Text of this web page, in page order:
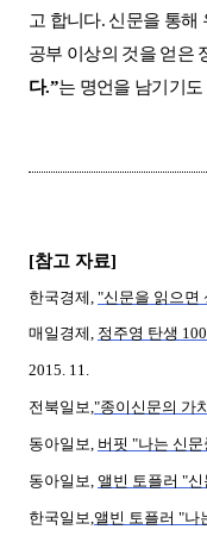
고 합니다. 신문을 통해
공부 이상의 것을 얻은
다.”는 명언을 남기기
[참고 자료]
한국경제, "신문을 읽으면
매일경제, 정주영 탄생
2015. 11.
전북일보,"종이신문의 가
동아일보, 버핏 "나는 신
동아일보, 앨빈 토플러 "
한국일보,앨빈 토플러 "나